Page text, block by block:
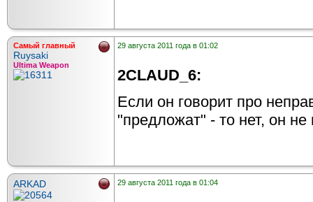
Самый главный
Ruysaki
Ultima Weapon
29 августа 2011 года в 01:02
2CLAUD_6:
Если он говорит про
"предложат" - то нет, он не
ARKAD 29 августа 2011 года в 01:04